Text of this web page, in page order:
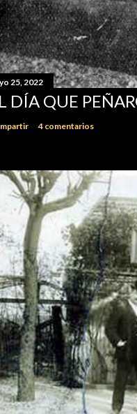
25, 2022
DÍA QUE
4 comentarios